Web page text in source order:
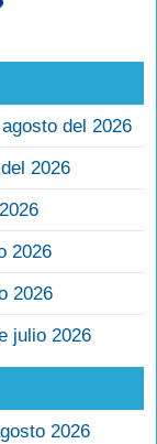
del 2026
2026
2026
2026
julio 2026
2026